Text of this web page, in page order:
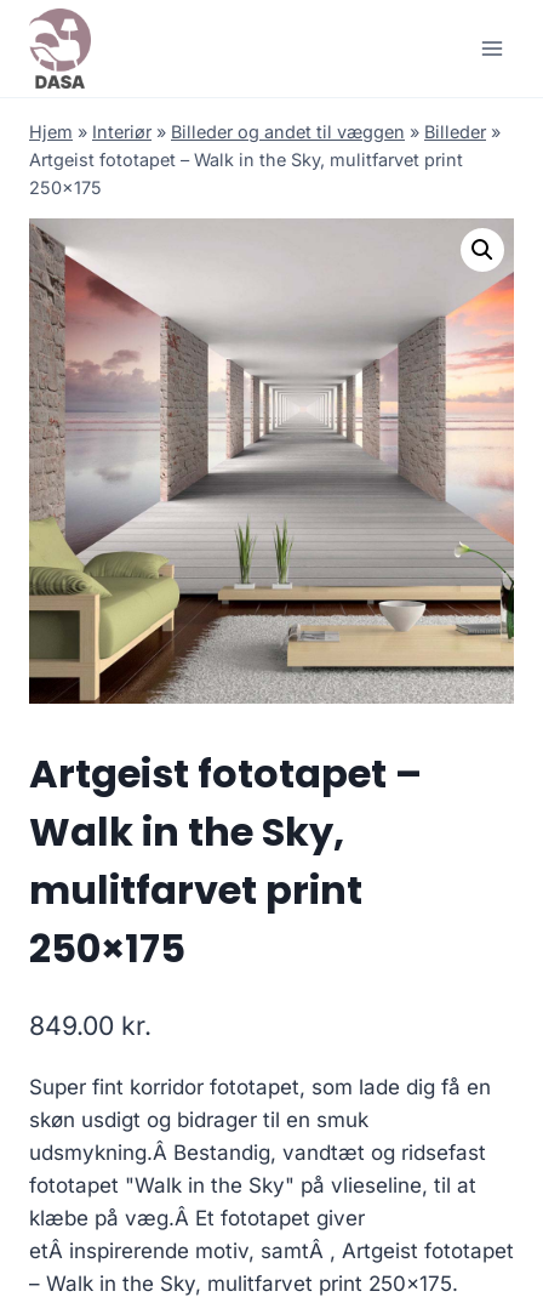
Skip
content
Hjem » Interiør » Billeder og andet til væggen » Billeder »
Artgeist fototapet – Walk in the Sky, mulitfarvet print
250×175
Artgeist fototapet –
Walk in the Sky,
mulitfarvet print
250×175
849.00 kr.
Super fint korridor fototapet, som lade dig få en
skøn usdigt og bidrager til en smuk
udsmykning.Â Bestandig, vandtæt og ridsefast
fototapet "Walk in the Sky" på vlieseline, til at
klæbe på væg.Â Et fototapet giver
etÂ inspirerende motiv, samtÂ , Artgeist fototapet
– Walk in the Sky, mulitfarvet print 250×175.